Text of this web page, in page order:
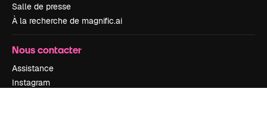
Salle de presse
À la recherche de magnific.ai
Nous contacter
Assistance
Instagram